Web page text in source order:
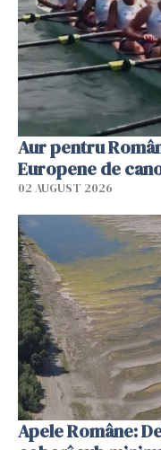
Aur pentru
Europene de
02 AUGUST 2026
Apele Române: